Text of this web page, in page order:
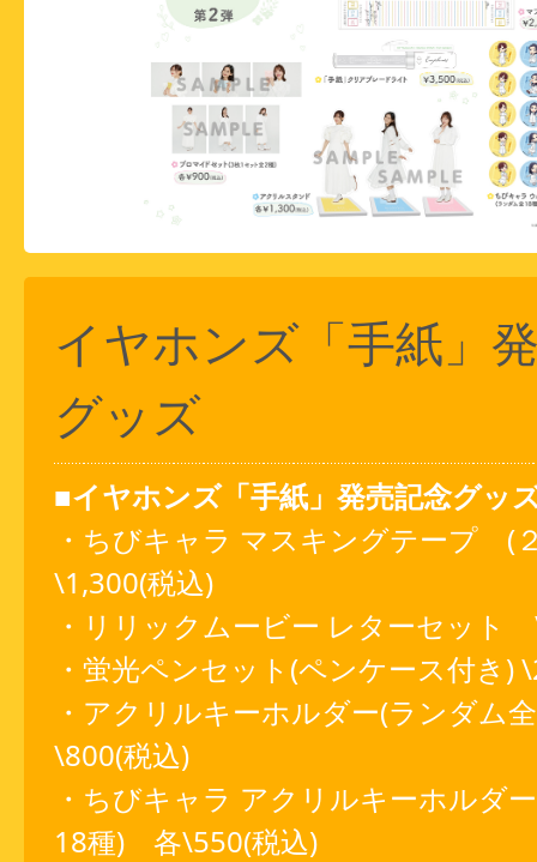
イヤホンズ「手紙」
グッズ
■イヤホンズ「手紙」発売記念グ
・ちびキャラ マスキングテープ
\1,300(税込)
・リリックムービー レターセット
・蛍光ペンセット(ペンケース付き)
・アクリルキーホルダー(ランダム
\800(税込)
・ちびキャラ アクリルキーホルダ
18種) 各\550(税込)